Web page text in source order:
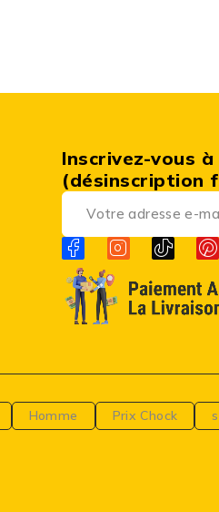
Inscrivez-vous à
(désinscription
Homme Prix Chock